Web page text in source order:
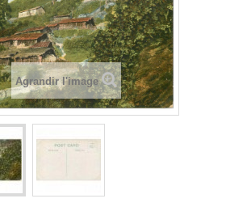
Agrandir l'image